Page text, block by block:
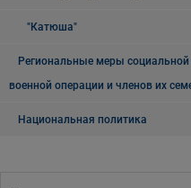
"Катюша"
Региональные меры
военной операции и членов их
Национальная политика